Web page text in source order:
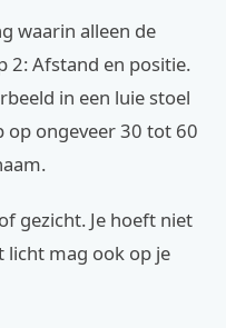
waarin alleen de
2: Afstand en positie.
in een luie stoel
op ongeveer 30 tot 60
gezicht. Je hoeft niet
licht mag ook op je